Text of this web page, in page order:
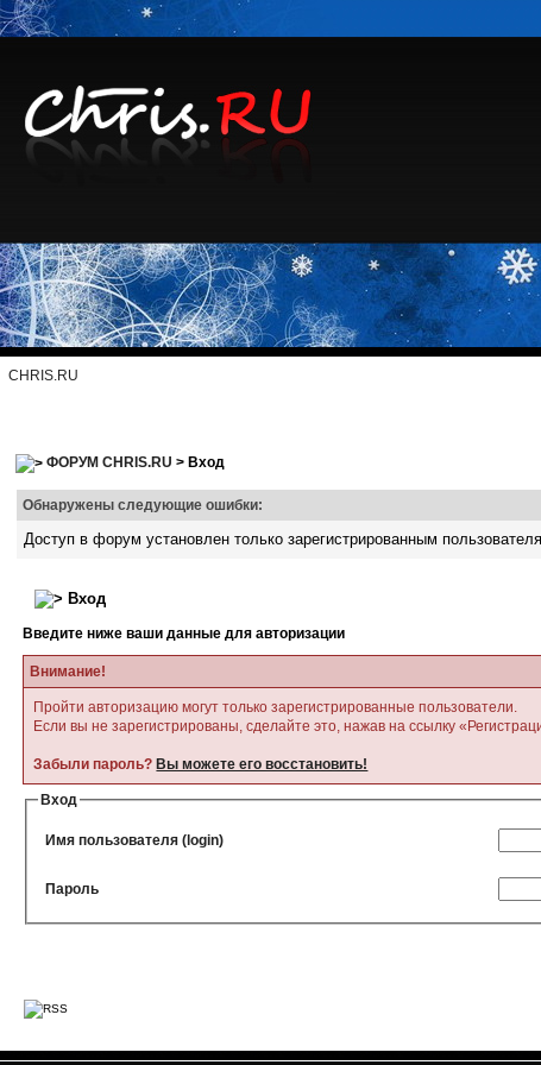
CHRIS.RU
ФОРУМ CHRIS.RU > Вход
Обнаружены следующие ошибки:
Доступ в форум установлен только зарегистрированным
Вход
Введите ниже ваши данные для авторизации
Внимание!
Пройти авторизацию могут только зарегистрированные пользователи.
Если вы не зарегистрированы, сделайте это, нажав на ссылку
Забыли пароль? Вы можете его восстановить!
Вход
Имя пользователя (login)
Пароль